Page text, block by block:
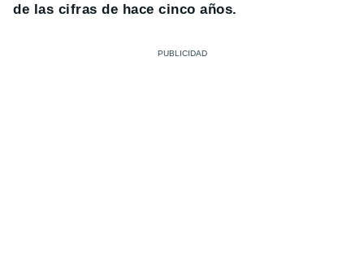
de las cifras de hace cinco años.